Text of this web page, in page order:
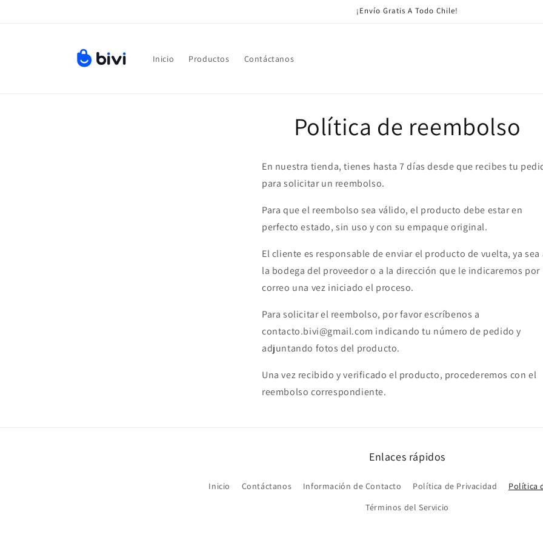
¡Envío Gratis A Todo Chile!
Inicio Productos Contáctanos
Política de reembolso
En nuestra tienda, tienes hasta 7 días desde que recibes tu
para solicitar un reembolso.
Para que el reembolso sea válido, el producto debe estar en
perfecto estado, sin uso y con su empaque original.
El cliente es responsable de enviar el producto de vuelta, ya sea
la bodega del proveedor o a la dirección que le indicaremos por
correo una vez iniciado el proceso.
Para solicitar el reembolso, por favor escríbenos a
contacto.bivi@gmail.com indicando tu número de pedido y
adjuntando fotos del producto.
Una vez recibido y verificado el producto, procederemos con el
reembolso correspondiente.
Enlaces rápidos
Inicio Contáctanos Información de Contacto Política de Privacidad
Política
Términos del Servicio